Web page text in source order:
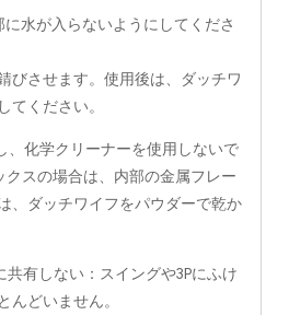
に水が入らないようにしてくださ
びさせます。使用後は、ダッチワ
てください。
、化学クリーナーを使用しないで
クスの場合は、内部の金属フレー
、ダッチワイフをパウダーで乾か
共有しない：スイングや3Pにふけ
んどいません。